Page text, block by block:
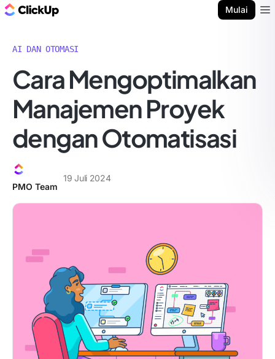
Mulai
AI DAN OTOMASI
Cara Mengoptimalkan
Manajemen Proyek
dengan Otomatisasi
PMO Team
19 Juli 2024